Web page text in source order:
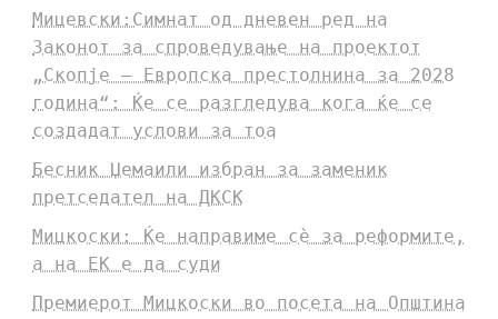
Мицевски:Симнат од дневен ред на
Законот за спроведување на проектот
„Скопје – Европска престолнина за 2028
година“: Ќе се разгледува кога ќе се
создадат услови за тоа
Бесник Џемаили избран за заменик
претседател на ДКСК
Мицкоски: Ќе направиме сè за реформите,
а на ЕК е да суди
Премиерот Мицкоски во посета на Општина